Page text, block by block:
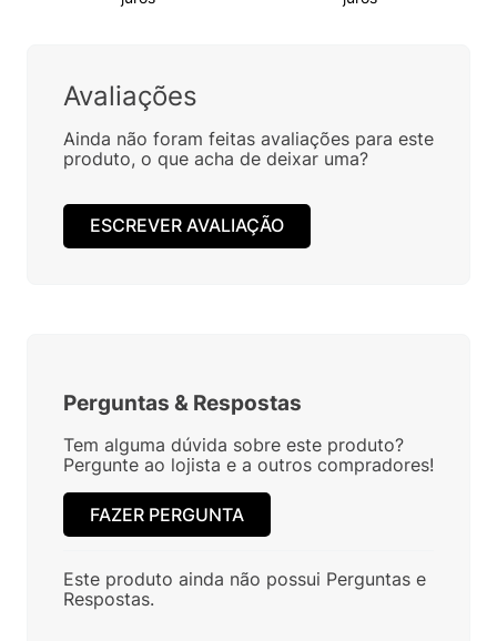
Avaliações
Ainda não foram feitas avaliações para este
produto, o que acha de deixar uma?
ESCREVER AVALIAÇÃO
Perguntas & Respostas
Tem alguma dúvida sobre este produto?
Pergunte ao lojista e a outros compradores!
FAZER PERGUNTA
Este produto ainda não possui Perguntas e
Respostas.